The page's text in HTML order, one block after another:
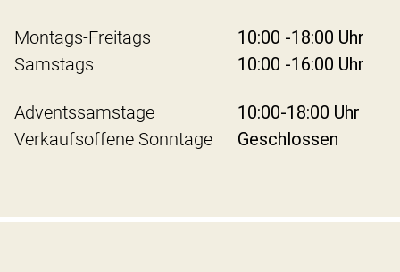
Montags-Freitags
10:00 -18:00 Uhr
Samstags
10:00 -16:00 Uhr
Adventssamstage
10:00-18:00 Uhr
Verkaufsoffene Sonntage
Geschlossen